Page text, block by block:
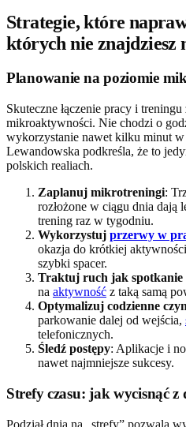
Strategie, które
których nie znajdziesz
Planowanie na poziomie
Skuteczne łączenie pracy i
mikroaktywności. Nie chodzi o
wykorzystanie nawet kilku minut
Lewandowska podkreśla, że to
polskich realiach.
Zaplanuj mikrotreningi:
rozłożone w ciągu dnia dają
trening raz w tygodniu.
Wykorzystuj przerwy w
okazja do krótkiej
szybki spacer.
Traktuj ruch jak spotkanie
na aktywność z taką samą
Optymalizuj codzienne
parkowanie dalej od wejścia,
telefonicznych.
Śledź postępy: Aplikacje i
nawet najmniejsze sukcesy.
Strefy czasu: jak wycisnąć z
Podział dnia na „strefy” pozwala